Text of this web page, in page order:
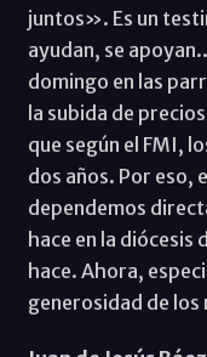
juntos». Es un
ayudan, se
domingo en las
la subida de
que según el FMI,
dos años. Por
dependemos
hace en la diócesis
hace. Ahora,
generosidad de